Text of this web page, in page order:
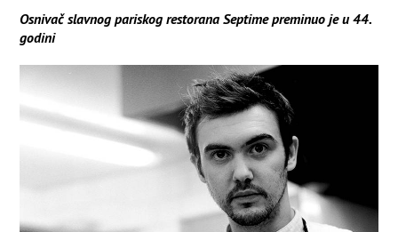
Osnivač slavnog pariskog restorana Septime preminuo je u 44.
godini